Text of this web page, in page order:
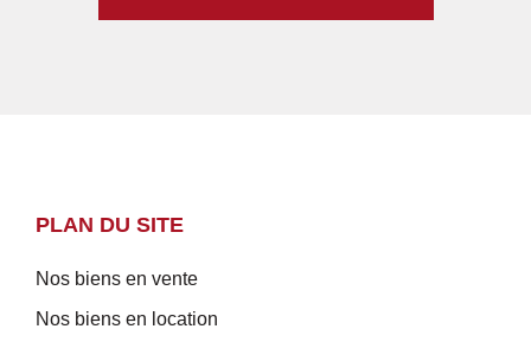
PLAN DU SITE
Nos biens en vente
Nos biens en location